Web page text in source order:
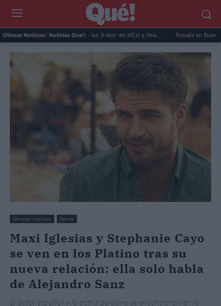
Últimas Noticias- Noticias Que!:
Kit Connor será Cíclope en los X-Men del MCU y Hea... Rosalía en Buenos
Últimas noticias Gente
Maxi Iglesias y Stephanie Cayo
se ven en los Platino tras su
nueva relación: ella solo habla
de Alejandro Sanz
El actor español y la actriz peruana se encontraron en la